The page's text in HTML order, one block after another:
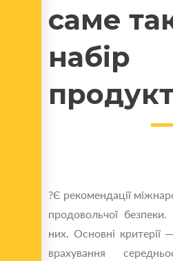
саме
набір
?Є рекомендації
продовольчої
них. Основні критерії
врахування